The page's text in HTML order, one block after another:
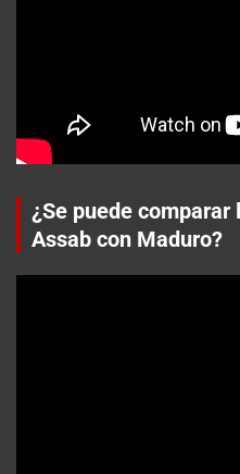
¿Se puede
Assab con Maduro?